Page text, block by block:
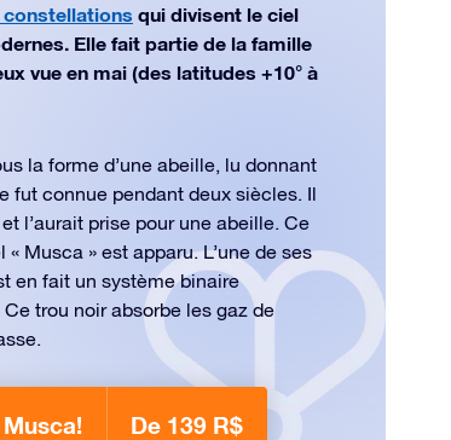
constellations qui divisent le ciel
Elle fait partie de la famille
vue en mai (des latitudes +10° à
la forme d’une abeille, lu donnant
fut connue pendant deux siècles. Il
l’aurait prise pour une abeille. Ce
Musca » est apparu. L’une de ses
en fait un système binaire
trou noir absorbe les gaz de
De 139 R$